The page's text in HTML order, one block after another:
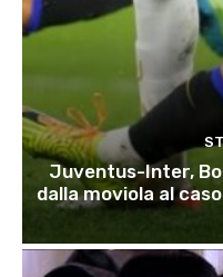
Juventus-Inter,
dalla moviola al